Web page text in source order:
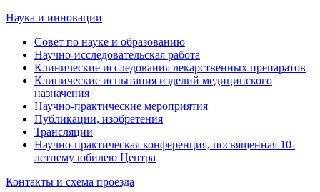
Наука и инновации
Совет по науке и образованию
Научно-исследовательская работа
Клинические исследования лекарственных препаратов
Клинические испытания изделий медицинского
назначения
Научно-практические мероприятия
Публикации, изобретения
Трансляции
Научно-практическая конференция, посвященная 10-
летнему юбилею Центра
Контакты и схема проезда